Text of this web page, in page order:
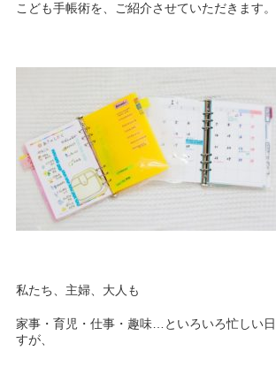
こども手帳術を、ご紹介させていただきます。
私たち、主婦、大人も
家事・育児・仕事・趣味…といろいろ忙しい
すが、